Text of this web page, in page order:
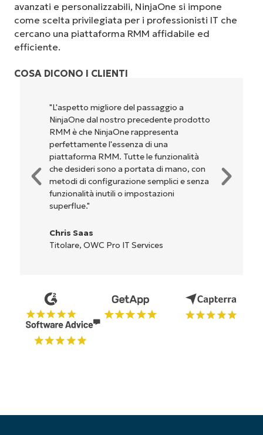
avanzati e personalizzabili, NinjaOne si impone
come scelta privilegiata per i professionisti IT che
cercano una piattaforma RMM affidabile ed
efficiente.
COSA DICONO I CLIENTI
"NinjaOne è incredibilmente facile da usare,
perché unisce un’interfaccia fluida a
potenti funzionalità di back-end. La
configurazione e la gestione
dell'interfaccia non sono affatto
complicate. Tutte le opzioni e gli strumenti
sono indicati chiaramente e sono intuitivi, e
l'interfaccia è davvero facile da usare."
Reiffenberger.NET Technology Solutions